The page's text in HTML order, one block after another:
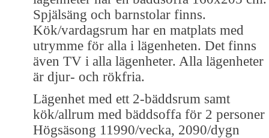
Spjälsäng och barnstolar finns.
Kök/vardagsrum har en matplats med
utrymme för alla i lägenheten. Det finns
även TV i alla lägenheter. Alla lägenheter
är djur- och rökfria.
Lägenhet med ett 2-bäddsrum samt
kök/allrum med bäddsoffa för 2 personer
Högsäsong 11990/vecka, 2090/dygn